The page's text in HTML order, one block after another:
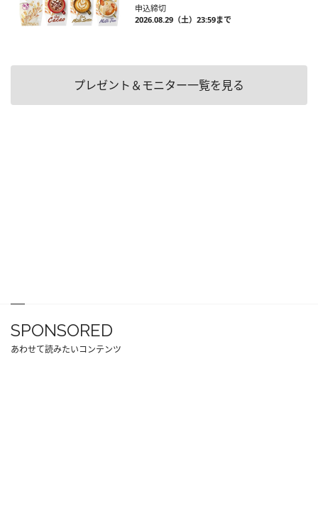
申込締切
2026.08.29（土）23:59まで
プレゼント＆モニター一覧を見る
SPONSORED
あわせて読みたいコンテンツ